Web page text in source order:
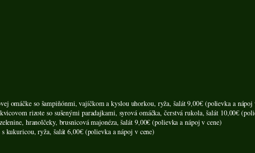
omáčke so šampiňónmi, vajíčkom a kyslou uhorkou, ryža, šalát 9,00€ (polievka a nápoj
rizote so sušenými paradajkami, syrová omáčka, čerstvá rukola, šalát 10,00€
hranolčeky, brusnicová majonéza, šalát 9,00€ (polievka a nápoj v cene)
kukuricou, ryža, šalát 6,00€ (polievka a nápoj v cene)